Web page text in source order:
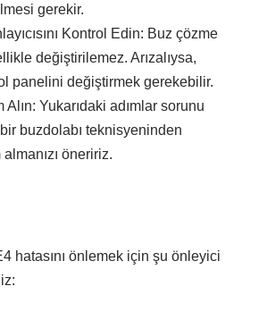
gerekir.
Kontrol Edin: Buz çözme
değiştirilemez. Arızalıysa,
panelini değiştirmek gerekebilir.
Alın: Yukarıdaki adımlar sorunu
buzdolabı teknisyeninden
öneririz.
hatasını önlemek için şu önleyici